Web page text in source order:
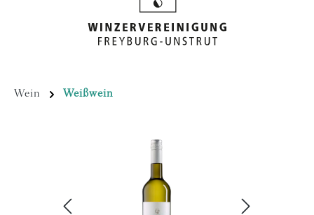
Wein Weißwein